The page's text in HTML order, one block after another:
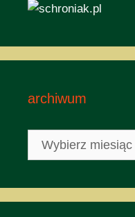
archiwum
archiwum